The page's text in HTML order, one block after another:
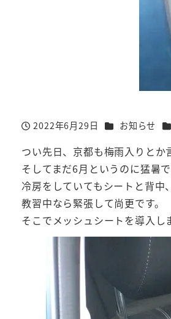
投稿日
2022年6月29日 カテゴリー
お知らせ
つい先日、京都も梅雨入りとか
そしてまだ6月というのに猛暑
冷房をしていてもシートと背中
教習中なら緊張して尚更です。
そこでメッシュシートを導入し